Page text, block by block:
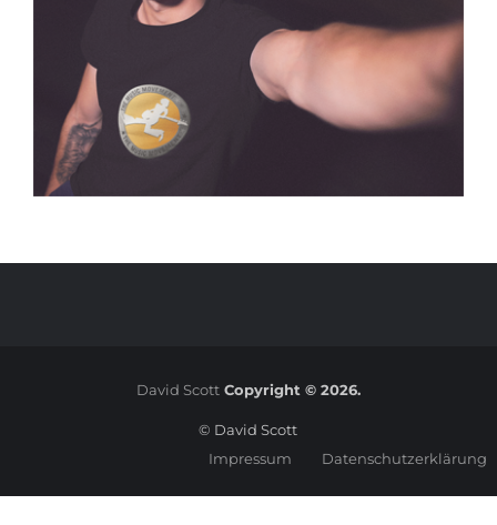
David ScottCopyright © 2026.
© David Scott
Impressum
Datenschutzerklärung